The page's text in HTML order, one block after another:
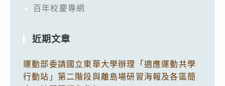
百年校慶專網
近期文章
運動部委請國立東華大學辦理「適應運動共學
行動站」第二階段與離島場研習海報及各區簡